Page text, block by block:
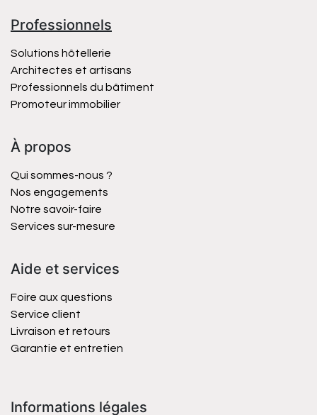
Professionnels
Solutions hôtellerie
Architectes et artisans
Professionnels du bâtiment
Promoteur immobilier
À propos
Qui sommes-nous ?
Nos engagements
Notre savoir-faire
Services sur-mesure
Aide et services
Foire aux questions
Service client
Livraison et retours
Garantie et entretien
Informations légales